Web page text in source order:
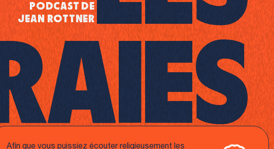
Afin que vous puissiez écouter religieusement les
podcast de
Jean Rottner
aies